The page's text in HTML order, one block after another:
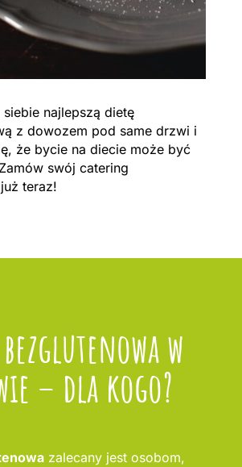
najlepszą dietę
z dowozem pod same drzwi i
że bycie na diecie może być
swój catering
teraz!
w
– dla kogo?
zalecany jest osobom,